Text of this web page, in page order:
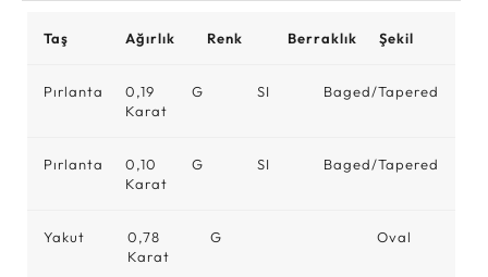
Taş Ağırlık Renk Berraklık Şekil
Pırlanta
0,19
Karat
G SI Baged/Tapered
Pırlanta
0,10
Karat
G SI Baged/Tapered
Yakut
0,78
Karat
G Oval